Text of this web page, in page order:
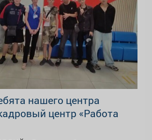
нашего центра
центр «Работа